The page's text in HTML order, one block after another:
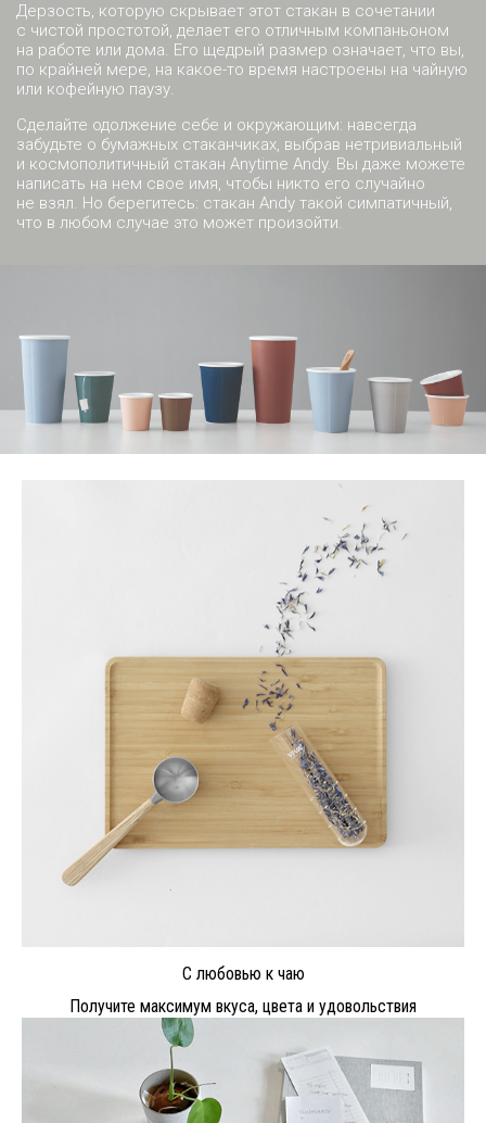
Дерзость, которую скрывает этот стакан в сочетании
с чистой простотой, делает его отличным компаньоном
на работе или дома. Его щедрый размер означает, что вы,
по крайней мере, на какое-то время настроены на чайную
или кофейную паузу.
Сделайте одолжение себе и окружающим: навсегда
забудьте о бумажных стаканчиках, выбрав нетривиальный
и космополитичный стакан Anytime Andy. Вы даже можете
написать на нем свое имя, чтобы никто его случайно
не взял. Но берегитесь: стакан Andy такой симпатичный,
что в любом случае это может произойти.
С любовью к чаю
Получите максимум вкуса, цвета и удовольствия